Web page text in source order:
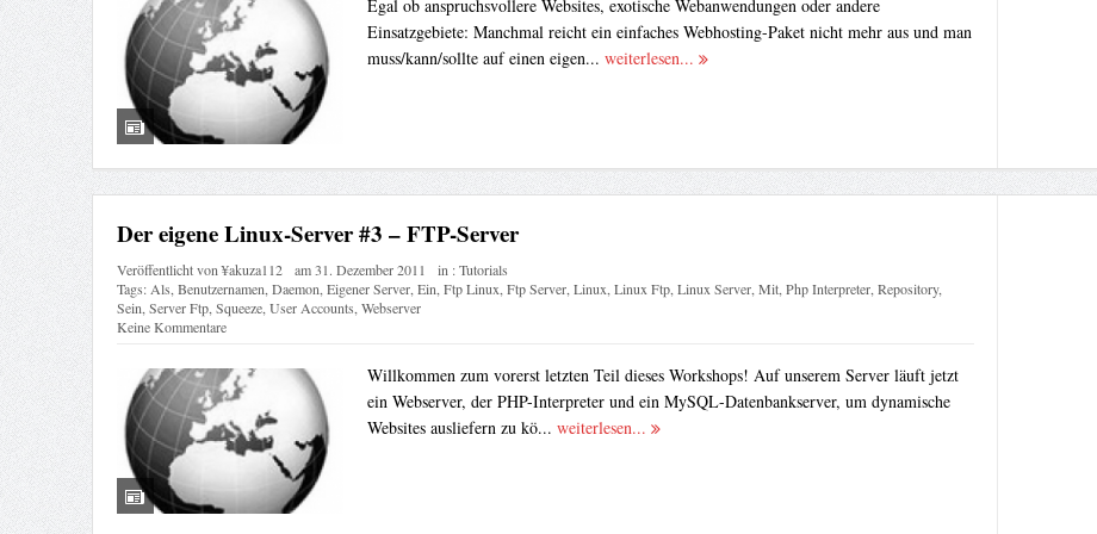
Egal ob anspruchsvollere Websites, exotische Webanwendungen oder andere
Einsatzgebiete: Manchmal reicht ein einfaches Webhosting-Paket nicht mehr aus und man
muss/kann/sollte auf einen eigen... weiterlesen...
Der eigene Linux-Server #3 – FTP-Server
Veröffentlicht von¥akuza112 am31. Dezember 2011 in :Tutorials
Tags:Als,Benutzernamen,Daemon,Eigener Server,Ein,Ftp Linux,Ftp Server,Linux,Linux Ftp,Linux Server,Mit,Php Interpreter,Repository,
Sein,Server Ftp,Squeeze,User Accounts,Webserver
Keine Kommentare
Willkommen zum vorerst letzten Teil dieses Workshops! Auf unserem Server läuft jetzt
ein Webserver, der PHP-Interpreter und ein MySQL-Datenbankserver, um dynamische
Websites ausliefern zu kö... weiterlesen...